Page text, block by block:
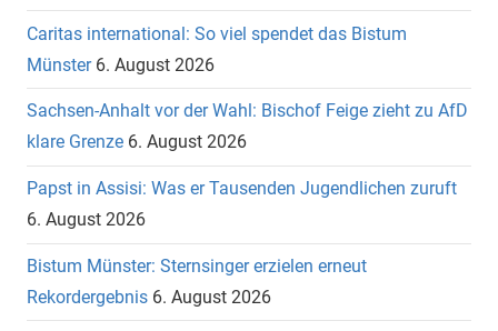
Caritas international: So viel spendet das Bistum
Münster 6. August 2026
Sachsen-Anhalt vor der Wahl: Bischof Feige zieht zu AfD
klare Grenze 6. August 2026
Papst in Assisi: Was er Tausenden Jugendlichen zuruft
6. August 2026
Bistum Münster: Sternsinger erzielen erneut
Rekordergebnis 6. August 2026